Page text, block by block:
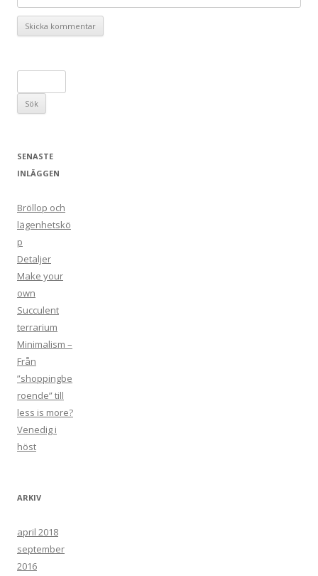
ö
k
:
SENASTE
INLÄGGEN
Bröllop och
lägenhetskö
p
Detaljer
Make your
own
Succulent
terrarium
Minimalism –
Från
”shoppingbe
roende” till
less is more?
Venedig i
höst
ARKIV
april 2018
september
2016